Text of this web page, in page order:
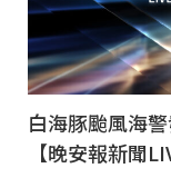
白海豚颱風海
【晚安報新聞